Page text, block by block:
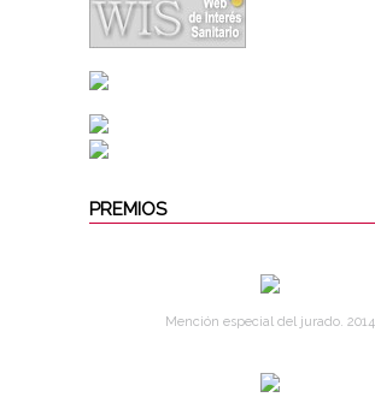
PREMIOS
Mención especial del jurado. 2014